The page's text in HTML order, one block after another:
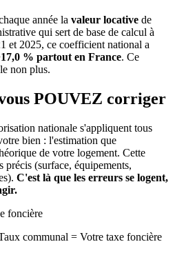
année la valeur locative de
qui sert de base de calcul à
et 2025, ce coefficient national a
% partout en France. Ce
non plus.
POUVEZ corriger
nationale s'appliquent tous
bien : l'estimation que
de votre logement. Cette
précis (surface, équipements,
C'est là que les erreurs se logent,
foncière
communal = Votre taxe foncière